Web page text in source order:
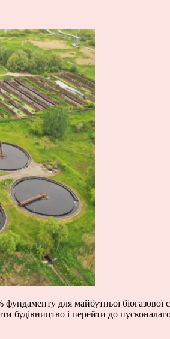
для майбутньої біогазової
будівництво і перейти до